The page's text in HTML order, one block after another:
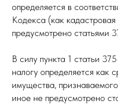
определяется в
Кодекса (как
предусмотрено статьями
В силу пункта 1 статьи
налогу определяется как
имущества,
иное не предусмотрено